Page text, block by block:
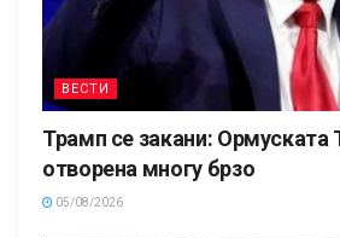
ВЕСТИ
Трамп се закани: Ормуската
отворена многу брзо
05/08/2026